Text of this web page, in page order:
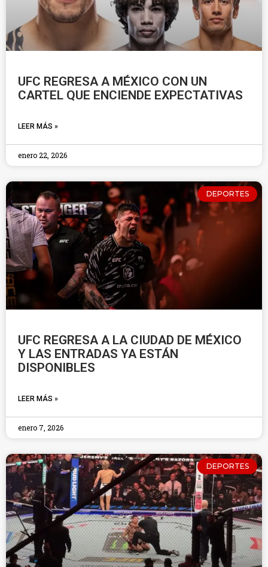
UFC REGRESA A MÉXICO CON UN
CARTEL QUE ENCIENDE EXPECTATIVAS
LEER MÁS »
enero 22, 2026
DEPORTES
UFC REGRESA A LA CIUDAD DE MÉXICO
Y LAS ENTRADAS YA ESTÁN
DISPONIBLES
LEER MÁS »
enero 7, 2026
DEPORTES